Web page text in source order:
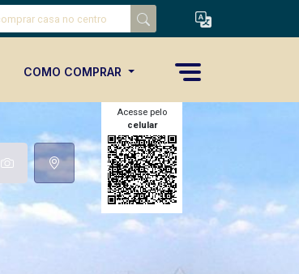
COMO COMPRAR
Acesse pelo
celular